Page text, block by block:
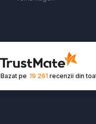
Bazat pe 19 261recenzii din